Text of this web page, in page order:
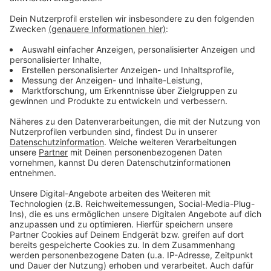
Weißglut treiben. Bahnstreiks. Plötzlicher Schneefall.
Eiskratzen am frühen Morgen. Leute, die nicht
Autofahren können. Menschen, die seltsame Wörter
benutzen. Wo andere sich vor Verzweiflung das
Gesicht bis zum Bauchnabel ziehen oder ihren Kopf
gegen die Wand hauen wollen, geht in eben diesem
Kopf von Laura Potting ein Karussell los. Irgendwo
zwischen wirren Gedanken und scharfer
Alltagsbeobachtung. Ein bisschen ausgeflippt,
meistens bunt und nie ganz ernst gemeint.
Anzeige
Anzeige